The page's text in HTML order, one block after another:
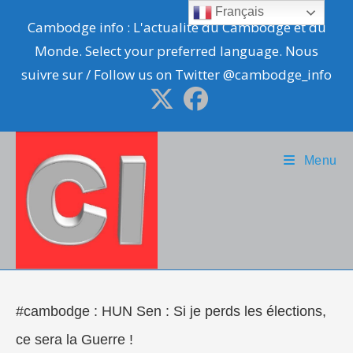
content
Cambodge info : L'actualité du Cambodge et du
Monde. Select your preferred language. Nous
suivre sur / Follow us on Twitter @cambodge_info
Menu
#cambodge : HUN Sen : Si je perds les élections,
ce sera la Guerre !
Français